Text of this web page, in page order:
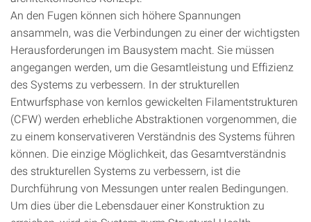
An den Fugen können sich höhere Spannungen
ansammeln, was die Verbindungen zu einer der wichtigsten
Herausforderungen im Bausystem macht. Sie müssen
angegangen werden, um die Gesamtleistung und Effizienz
des Systems zu verbessern. In der strukturellen
Entwurfsphase von kernlos gewickelten Filamentstrukturen
(CFW) werden erhebliche Abstraktionen vorgenommen, die
zu einem konservativeren Verständnis des Systems führen
können. Die einzige Möglichkeit, das Gesamtverständnis
des strukturellen Systems zu verbessern, ist die
Durchführung von Messungen unter realen Bedingungen.
Um dies über die Lebensdauer einer Konstruktion zu